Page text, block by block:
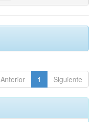
Anterior 1 Siguiente